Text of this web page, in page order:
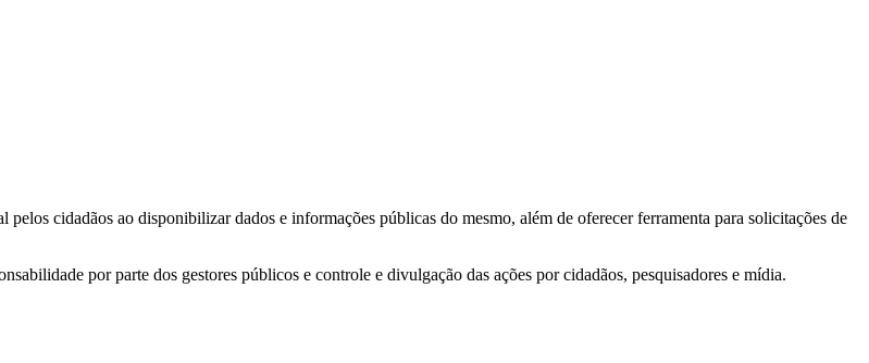
cidadãos ao disponibilizar dados e informações públicas do mesmo, além de oferecer ferramenta para solicitações de
por parte dos gestores públicos e controle e divulgação das ações por cidadãos, pesquisadores e mídia.